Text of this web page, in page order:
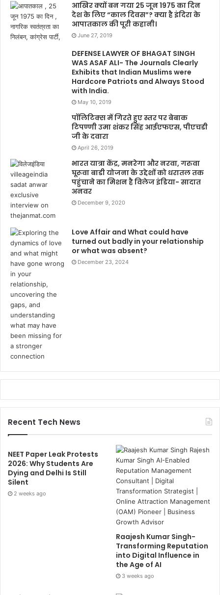
आखिर क्यों बन गया 25 जून 1975 का दिन
देश के लिए “काल दिवस”? क्या है इंदिरा के
आपातकाल की पूरी कहानी।
June 27, 2019
DEFENSE LAWYER OF BHAGAT SINGH
WAS ASAF ALI- The Journals Clearly
Exhibits that Indian Muslims were
Hardcore Patriots and Always Stood
with India.
May 10, 2019
पॉलिटिक्स में गिरते हुए स्तर पर बेबाक
टिपण्णी उमा शंकर सिंह आईएफएस, पीएचडी
जी के दवारा
April 26, 2019
भारत यात्रा केंद्र, मनरेगा और नरवा, गरुवा
घूरूवा बाडी योजना के उद्देशों को धरातल तक
पहुंचाने का मिशन है विलेज इंडिया- सादात
अनवर
December 9, 2020
Love Affair and What could have
turned out badly in your relationship
or what was absent?
December 23, 2024
Recent Tech News
NEET Paper Leak Protests
2026: Why Students Are
Dying and Delhi Is Still
Silent
2 weeks ago
Raajesh Kumar Singh-
Transforming Reputation
into Digital Influence in
the Age of AI
3 weeks ago